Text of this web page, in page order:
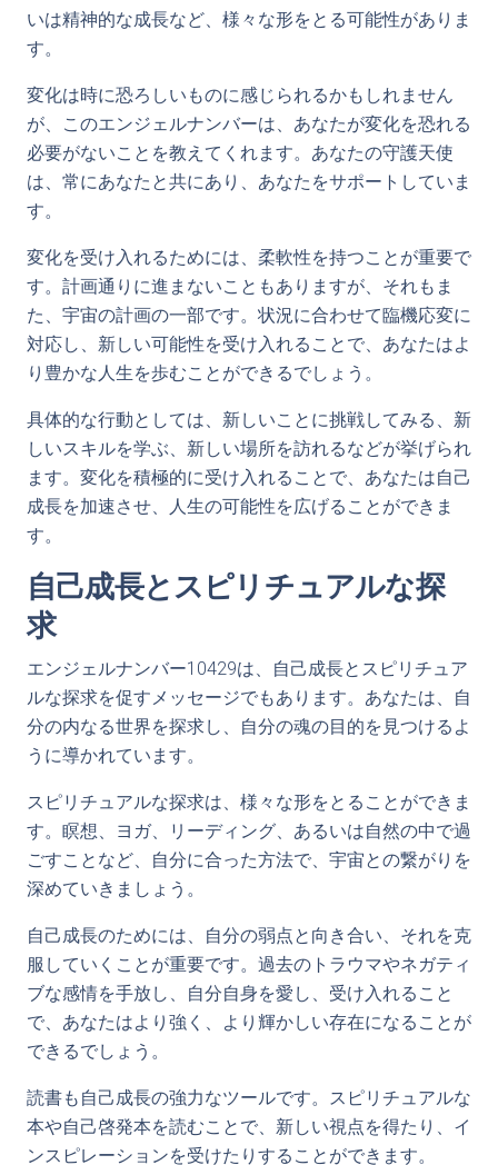
いは精神的な成長など、様々な形をとる可能性がありま
す。
変化は時に恐ろしいものに感じられるかもしれません
が、このエンジェルナンバーは、あなたが変化を恐れる
必要がないことを教えてくれます。あなたの守護天使
は、常にあなたと共にあり、あなたをサポートしていま
す。
変化を受け入れるためには、柔軟性を持つことが重要で
す。計画通りに進まないこともありますが、それもま
た、宇宙の計画の一部です。状況に合わせて臨機応変に
対応し、新しい可能性を受け入れることで、あなたはよ
り豊かな人生を歩むことができるでしょう。
具体的な行動としては、新しいことに挑戦してみる、新
しいスキルを学ぶ、新しい場所を訪れるなどが挙げられ
ます。変化を積極的に受け入れることで、あなたは自己
成長を加速させ、人生の可能性を広げることができま
す。
自己成長とスピリチュアルな探
求
エンジェルナンバー10429は、自己成長とスピリチュア
ルな探求を促すメッセージでもあります。あなたは、自
分の内なる世界を探求し、自分の魂の目的を見つけるよ
うに導かれています。
スピリチュアルな探求は、様々な形をとることができま
す。瞑想、ヨガ、リーディング、あるいは自然の中で過
ごすことなど、自分に合った方法で、宇宙との繋がりを
深めていきましょう。
自己成長のためには、自分の弱点と向き合い、それを克
服していくことが重要です。過去のトラウマやネガティ
ブな感情を手放し、自分自身を愛し、受け入れること
で、あなたはより強く、より輝かしい存在になることが
できるでしょう。
読書も自己成長の強力なツールです。スピリチュアルな
本や自己啓発本を読むことで、新しい視点を得たり、イ
ンスピレーションを受けたりすることができます。